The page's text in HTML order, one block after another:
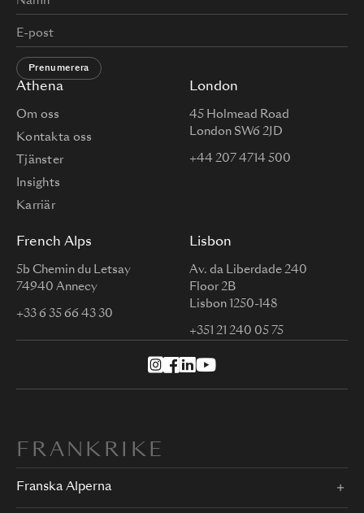
Athena
Om oss
Kontakta oss
Tjänster
Insights
Karriär
London
45 Holmead Road
London SW6 2JD
+44 207 4714 500
French Alps
5b Chemin du Letsay
74940 Annecy
+33 6 35 66 43 30
Lisbon
Av. da Liberdade 240
Floor 2B
Lisbon 1250-148
+351 21 240 05 75
Prenumerera
FRANKRIKE
Franska Alperna